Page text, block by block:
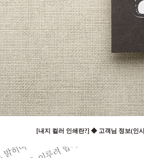
[내지 컬러 인쇄란?] ◆ 고객님 정보(인